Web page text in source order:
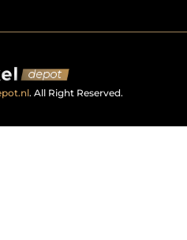
. All Right Reserved.